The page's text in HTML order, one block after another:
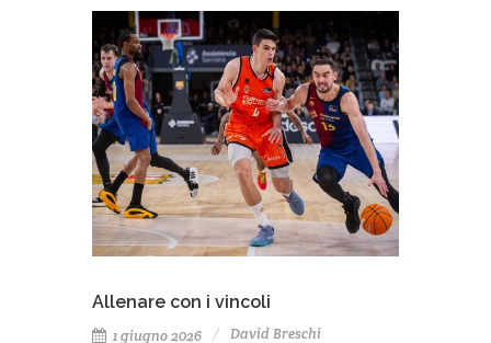
Allenare con i vincoli
1 giugno 2026 David Breschi